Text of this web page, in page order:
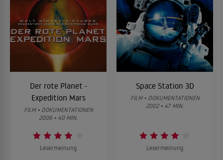
Der rote Planet -
Expedition Mars
FILM • DOKUMENTATIONEN
2006 • 40 MIN.
Lesermeinung
Space Station 3D
FILM • DOKUMENTATIONEN
2002 • 47 MIN.
Lesermeinung